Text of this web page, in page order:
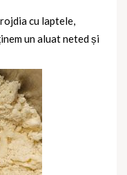
cu laptele,
un aluat neted și